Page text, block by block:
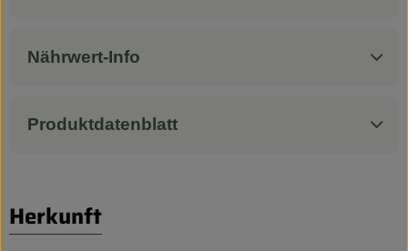
Nährwert-Info
Produktdatenblatt
Herkunft